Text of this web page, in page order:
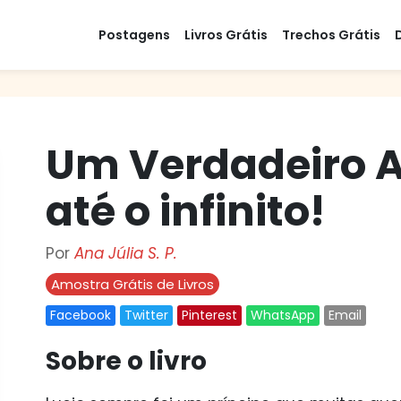
Postagens Livros Grátis Trechos Grátis
Um Verdadeiro
até o infinito!
Por Ana Júlia S. P.
Amostra Grátis de Livros
Facebook Twitter Pinterest WhatsApp Email
Sobre o livro